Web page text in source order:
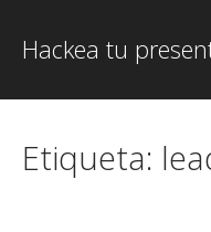
contenido
Hackea tu
Etiqueta: